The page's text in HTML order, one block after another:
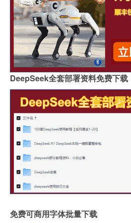
DeepSeek全套部署资料免费下载
免费可商用字体批量下载